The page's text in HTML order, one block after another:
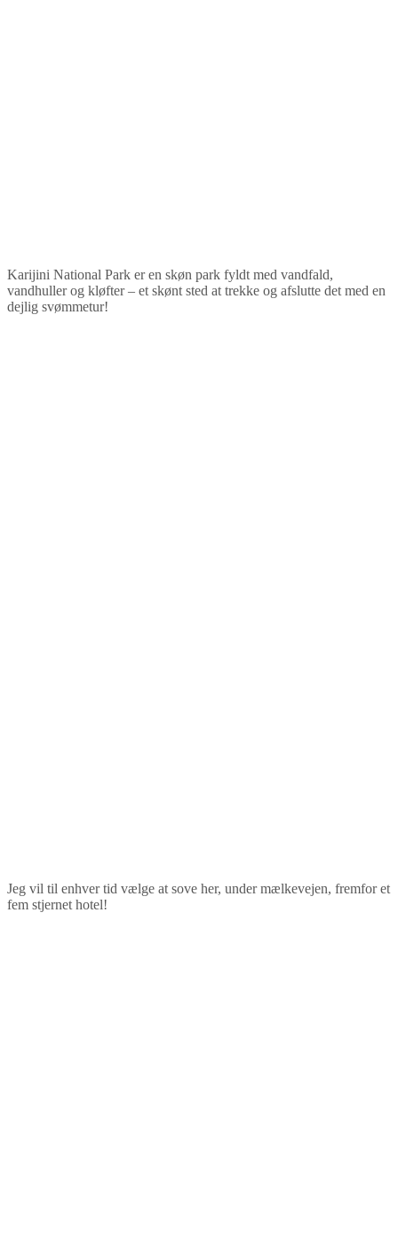
Karijini National Park er en skøn park fyldt med vandfald,
vandhuller og kløfter – et skønt sted at trekke og afslutte det med en
dejlig svømmetur!
Jeg vil til enhver tid vælge at sove her, under mælkevejen, fremfor et
fem stjernet hotel!